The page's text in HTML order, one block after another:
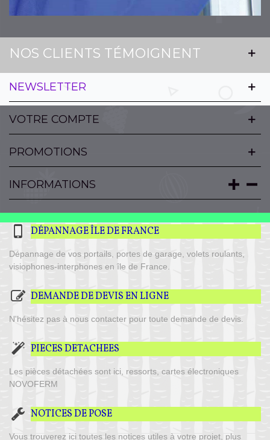
NOS CLIENTS TÉMOIGNENT
NEWSLETTER
VOTRE COMPTE
PROMOTIONS
INFORMATIONS
DÉPANNAGE ÎLE DE FRANCE
Dépannage de vos portails, portes de garage, volets roulants,
visiophones-interphones en île de France.
DEMANDE DE DEVIS EN LIGNE
N'hésitez pas à nous contacter pour toute demande de devis.
PIECES DETACHEES
Les pièces détachées sont ici, ressorts, cartes électroniques
NOVOFERM
NOTICES DE POSE
Vous trouverez ici toutes les notices utiles à votre projet, plus